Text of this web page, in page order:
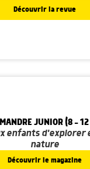
Découvrir la revue
JUNIOR (8 -
enfants d'explorer
nature
Découvrir le magazine